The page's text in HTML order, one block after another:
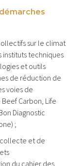
sur le climat
instituts techniques
et outils
de réduction de
voies de
Carbon, Life
Diagnostic
;
et de
du cahier des